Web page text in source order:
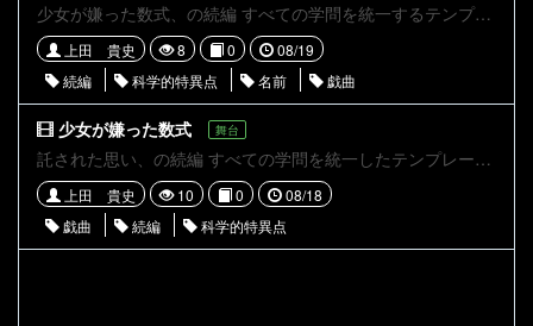
少女が嫌った数式、の続編 すべての学問を統一するテンプレート方程式がAIに読み込まれ、科学的特異点が起きた世界 シェリーから全てを聞いたリタは、人が人としての尊厳を取り戻すため、思想家として活動していた。彼女の思想は徐々に広まるも、AIはその思想の危険性を認識し、陶酔するものを要治療精神異常者として、病院に送り込んでいた。 シェリーの死から2年後。少年はリタと出会う
上田 貴史 8 0
08/19
続編
科学的特異点 名前 戯曲
少女が嫌った数式 舞台
託された思い、の続編 すべての学問を統一したテンプレート方程式をAIが読み込んだことで起きた科学的特異点から60年。AIは人間すらも最適化して、支配ていた。シェリーは、人類を覚醒させる天才リタを探していたが、見つけられずにいます。さらに、余命が宣告されたことで彼女は絶望していた。そしてその頃、シェリーの孫リリーナの異変に、彼女を世話しているアンドロイドは気づくのでした。
上田 貴史 10 0
08/18
戯曲
続編 科学的特異点